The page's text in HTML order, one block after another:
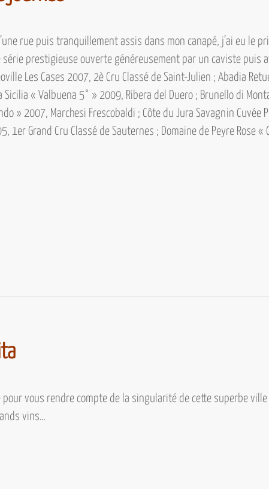
rue puis tranquillement assis dans mon canapé, j’ai eu le
série prestigieuse ouverte généreusement par un caviste puis
Les Cases 2007, 2è Cru Classé de Saint-Julien ; Abadia
Sicilia « Valbuena 5° » 2009, Ribera del Duero ; Brunello di
» 2007, Marchesi Frescobaldi ; Côte du Jura Savagnin Cuvée
1er Grand Cru Classé de Sauternes ; Domaine de Peyre Rose
pour vous rendre compte de la singularité de cette superbe
vins…